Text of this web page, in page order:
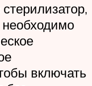
включать